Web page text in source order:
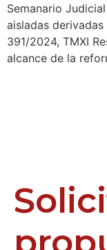
Semanario
aisladas
391/2024, TMXI
alcance de la